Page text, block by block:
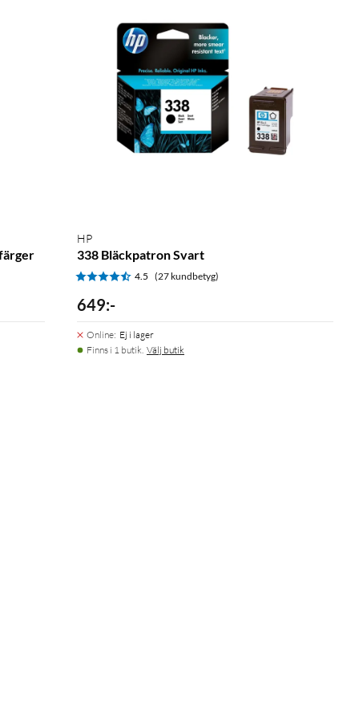
HP
338 Bläckpatron Svart
4.5 (27 kundbetyg)
649:-
Online: Ej i lager
Finns i 1 butik. Välj butik